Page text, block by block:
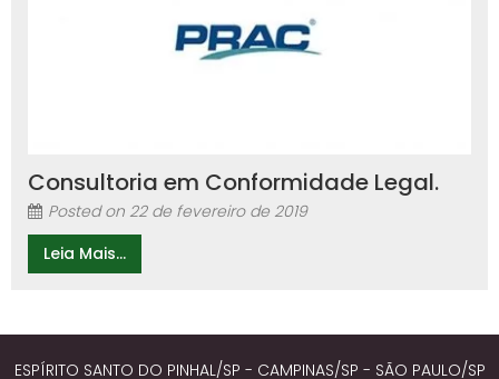
Consultoria em Conformidade Legal.
Posted on 22 de fevereiro de 2019
Leia Mais...
ESPÍRITO SANTO DO PINHAL/SP - CAMPINAS/SP - SÃO PAULO/SP